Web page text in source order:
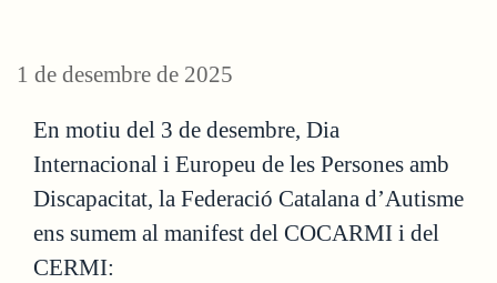
1 de desembre de 2025
En motiu del 3 de desembre, Dia
Internacional i Europeu de les Persones amb
Discapacitat, la Federació Catalana d’Autisme
ens sumem al manifest del COCARMI i del
CERMI: